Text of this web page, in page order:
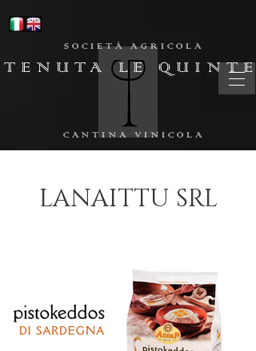
CANTINA VINICOLA
SOCIETÀ AGRICOLA
TENUTA LE QUINTE
LANAITTU SRL